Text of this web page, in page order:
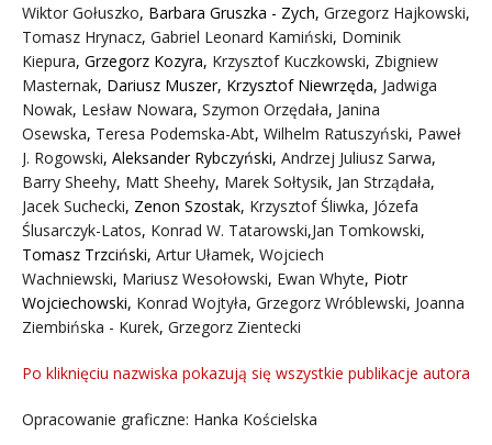
Wiktor Gołuszko, Barbara Gruszka - Zych, Grzegorz Hajkowski,
Tomasz Hrynacz, Gabriel Leonard Kamiński, Dominik
Kiepura, Grzegorz Kozyra, Krzysztof Kuczkowski, Zbigniew
Masternak, Dariusz Muszer, Krzysztof Niewrzęda, Jadwiga
Nowak, Lesław Nowara, Szymon Orzędała, Janina
Osewska, Teresa Podemska-Abt, Wilhelm Ratuszyński, Paweł
J. Rogowski, Aleksander Rybczyński, Andrzej Juliusz Sarwa,
Barry Sheehy, Matt Sheehy, Marek Sołtysik, Jan Strządała,
Jacek Suchecki, Zenon Szostak, Krzysztof Śliwka, Józefa
Ślusarczyk-Latos, Konrad W. Tatarowski,Jan Tomkowski,
Tomasz Trzciński, Artur Ułamek, Wojciech
Wachniewski, Mariusz Wesołowski, Ewan Whyte, Piotr
Wojciechowski, Konrad Wojtyła, Grzegorz Wróblewski, Joanna
Ziembińska - Kurek, Grzegorz Zientecki
Po kliknięciu nazwiska pokazują się wszystkie publikacje autora
Opracowanie graficzne: Hanka Kościelska